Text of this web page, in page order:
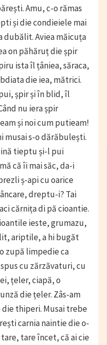
Amu, c-o rămas
și die condieiele mai
dubălit. Aviea măicuța
on păhăruț die șpir
ista îl țâniea, săraca,
die iea, mătrici.
șpir și în blid, îl
nu iera șpir
și noi cum putieam!
musai s-o dărăbulești.
tieptu și-l pui
că îi mai săc, da-i
ș-api cu oarice
dreptu-i? Tai
cărnița di pă cioantie.
ieste, grumazu,
ariptile, a hi bugăt
zupă limpedie ca
cu zărzăvaturi, cu
țeler, ciapă, o
die țeler. Zâs-am
die thiperi. Musai trebe
carnia naintie die o-
tare încet, că ai cie